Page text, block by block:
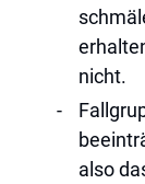
nicht.
Fallgruppe C: Fenster, die als
also